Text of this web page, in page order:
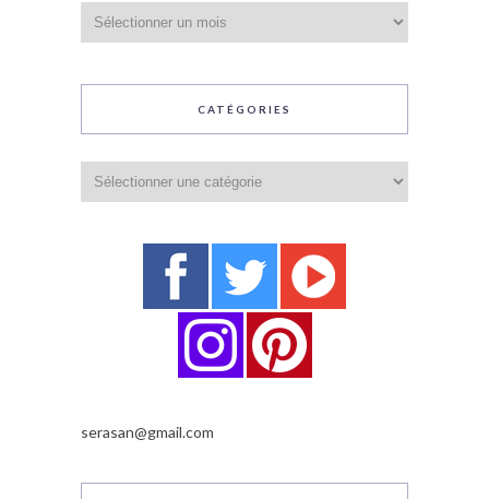
CATÉGORIES
serasan@gmail.com